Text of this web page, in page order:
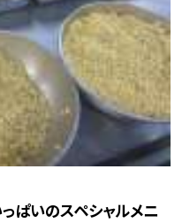
ぱいのスペシャルメニ